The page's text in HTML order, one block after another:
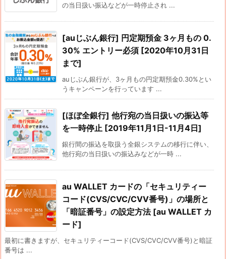
の当日扱い振込などが一時停止され ...
[auじぶん銀行] 円定期預金 3ヶ月もの 0.
30% エントリー必須 [2020年10月31日
まで]
auじぶん銀行が、3ヶ月もの円定期預金0.30%とい
うキャンペーンを行っています ...
[ほぼ全銀行] 他行宛の当日扱いの振込等
を一時停止 [2019年11月1日-11月4日]
銀行間の振込を取扱う全銀システムの移行に伴い、
他行宛の当日扱いの振込みなどが一時 ...
au WALLET カードの「セキュリティー
コード(CVS/CVC/CVV番号)」の場所と
「暗証番号」の設定方法 [au WALLET カ
ード]
最初に書きますが、セキュリティーコード(CVS/CVC/CVV番号)と暗証
番号は ...